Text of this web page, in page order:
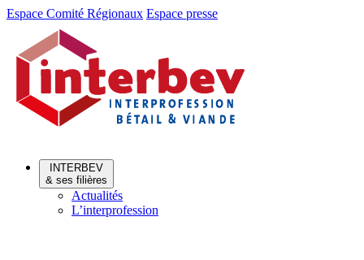
Aller
Aller
contenu
Espace Comité Régionaux Espace presse
INTERBEV
& ses filières
Actualités
L’interprofession